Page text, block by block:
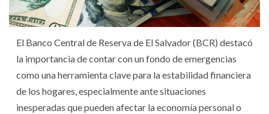
El Banco Central de Reserva de El Salvador (BCR) destacó
la importancia de contar con un fondo de emergencias
como una herramienta clave para la estabilidad financiera
de los hogares, especialmente ante situaciones
inesperadas que pueden afectar la economía personal o